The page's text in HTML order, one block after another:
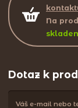
Na
Dotaz k